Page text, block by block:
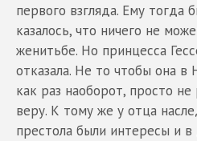
первого взгляда. Ему тогда
казалось, что ничего не
женитьбе. Но принцесса
отказала. Не то чтобы она в
как раз наоборот, просто
веру. К тому же у отца
престола были интересы и в